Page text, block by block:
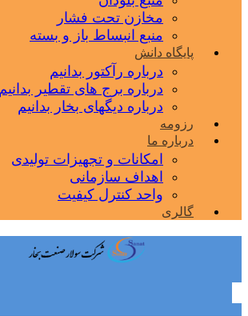
مخازن تحت فشار
منبع انبساط باز و بسته
پایگاه دانش
درباره رآکتور بدانیم
درباره برج های تقطیر بدانیم
درباره دیگهای بخار بدانیم
رزومه
درباره ما
امکانات و تجهیزات تولیدی
اهداف سازمانی
واحد کنترل کیفیت
گالری